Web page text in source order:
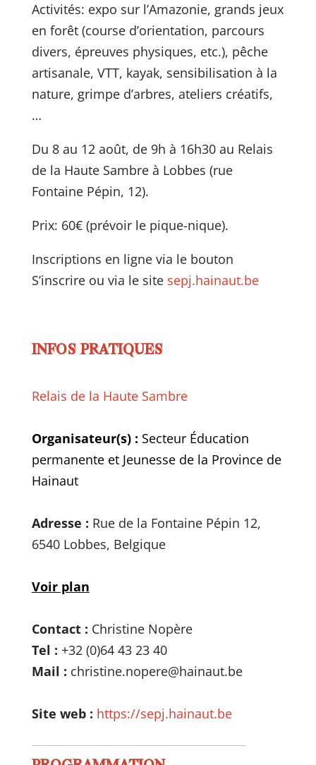
Activités: expo sur l’Amazonie, grands jeux
en forêt (course d’orientation, parcours
divers, épreuves physiques, etc.), pêche
artisanale, VTT, kayak, sensibilisation à la
nature, grimpe d’arbres, ateliers créatifs,
…
Du 8 au 12 août, de 9h à 16h30 au Relais
de la Haute Sambre à Lobbes (rue
Fontaine Pépin, 12).
Prix: 60€ (prévoir le pique-nique).
Inscriptions en ligne via le bouton
S’inscrire ou via le site sepj.hainaut.be
INFOS PRATIQUES
Relais de la Haute Sambre
Organisateur(s) : Secteur Éducation
permanente et Jeunesse de la Province de
Hainaut
Adresse : Rue de la Fontaine Pépin 12,
6540 Lobbes, Belgique
Voir plan
Contact : Christine Nopère
Tel : +32 (0)64 43 23 40
Mail : christine.nopere@hainaut.be
Site web : https://sepj.hainaut.be